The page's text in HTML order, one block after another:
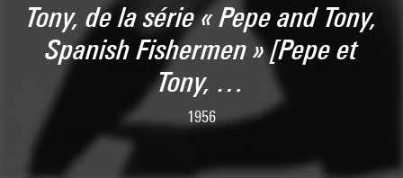
Tony, de la série « Pepe and Tony,
Spanish Fishermen » [Pepe et
Tony, …
1956